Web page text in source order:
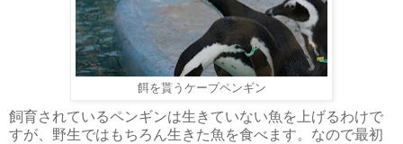
餌を貰うケープペンギン
飼育されているペンギンは生きていない魚を上げるわけで
すが、野生ではもちろん生きた魚を食べます。なので最初